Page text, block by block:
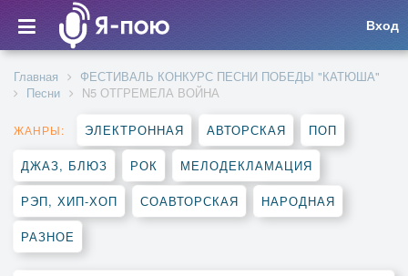
Вход
Главная
ФЕСТИВАЛЬ КОНКУРС ПЕСНИ ПОБЕДЫ "КАТЮША"
Песни
N5 ОТГРЕМЕЛА ВОЙНА
ЖАНРЫ: ЭЛЕКТРОННАЯ АВТОРСКАЯ ПОП
ДЖАЗ, БЛЮЗ РОК МЕЛОДЕКЛАМАЦИЯ
РЭП, ХИП-ХОП СОАВТОРСКАЯ НАРОДНАЯ
РАЗНОЕ